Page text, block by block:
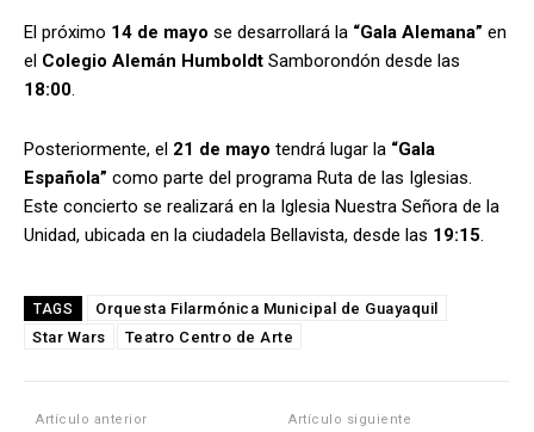
El próximo 14 de mayo se desarrollará la “Gala Alemana” en
el Colegio Alemán Humboldt Samborondón desde las
18:00
Posteriormente, el 21 de mayo tendrá lugar la “Gala
Española” como parte del programa Ruta de las Iglesias.
Este concierto se realizará en la Iglesia Nuestra Señora de la
Unidad, ubicada en la ciudadela Bellavista, desde las 19:15
TAGS
Orquesta Filarmónica Municipal de Guayaquil
Star Wars
Teatro Centro de Arte
Artículo anterior Artículo siguiente